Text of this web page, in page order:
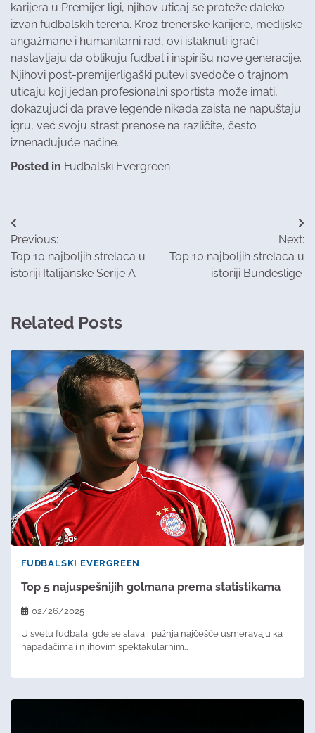
karijera u Premijer ligi, njihov uticaj se proteže daleko
izvan fudbalskih terena. Kroz trenerske karijere, medijske
angažmane i humanitarni rad, ovi istaknuti igrači
nastavljaju da oblikuju fudbal i inspirišu nove generacije.
Njihovi post-premijerligaški putevi svedoče o trajnom
uticaju koji jedan profesionalni sportista može imati,
dokazujući da prave legende nikada zaista ne napuštaju
igru, već svoju strast prenose na različite, često
iznenađujuće načine.
Posted in Fudbalski Evergreen
Post
navigation
Previous:
Top 10 najboljih strelaca u
istoriji Italijanske Serije A
Next:
Top 10 najboljih strelaca u
istoriji Bundeslige
Related Posts
FUDBALSKI EVERGREEN
Top 5 najuspešnijih golmana prema statistikama
02/26/2025
U svetu fudbala, gde se slava i pažnja najčešće usmeravaju ka
napadačima i njihovim spektakularnim…